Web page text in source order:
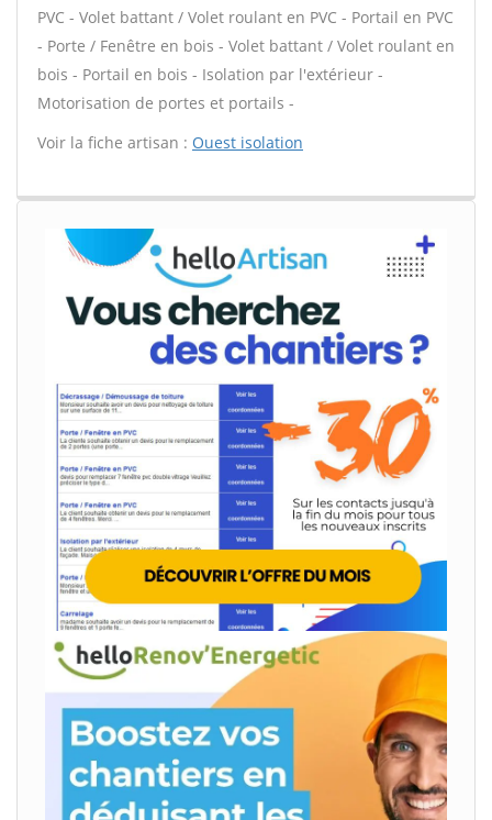
PVC - Volet battant / Volet roulant en PVC - Portail en PVC
- Porte / Fenêtre en bois - Volet battant / Volet roulant en
bois - Portail en bois - Isolation par l'extérieur -
Motorisation de portes et portails -
Voir la fiche artisan : Ouest isolation